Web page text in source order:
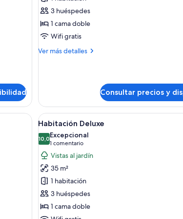
Cottage
Smart
3 huéspedes
1 cama doble
Wifi gratis
Ver más detalles
Más
Consultar precios y
techo de madera alta, un sofá con cojines de colores, una
Abrir
todas
las
fotos
de
Habitación
Deluxe
Un dormitorio
4
Habitación Deluxe
10,010,0 de 10
Excepcional
1 comentario
(1 comentario)
Vistas al jardín
35 m²
1 habitación
3 huéspedes
1 cama doble